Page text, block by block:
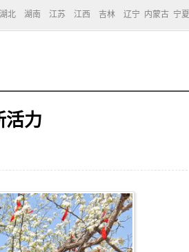
湖北 湖南 江苏 江西 吉林 辽宁 内蒙古 宁夏
活力